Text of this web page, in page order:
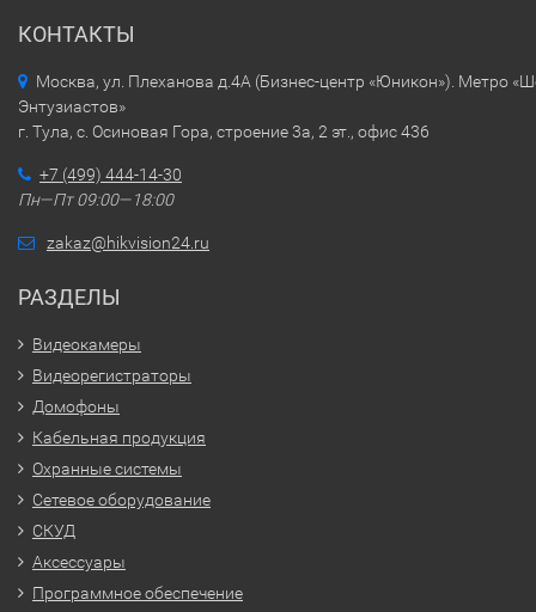
КОНТАКТЫ
Москва, ул. Плеханова д.4А (Бизнес-центр «Юникон»). Метро
Энтузиастов»
г. Тула, с. Осиновая Гора, строение 3а, 2 эт., офис 436
+7 (499) 444-14-30
Пн—Пт 09:00—18:00
zakaz@hikvision24.ru
РАЗДЕЛЫ
Видеокамеры
Видеорегистраторы
Домофоны
Кабельная продукция
Охранные системы
Сетевое оборудование
СКУД
Аксессуары
Программное обеспечение